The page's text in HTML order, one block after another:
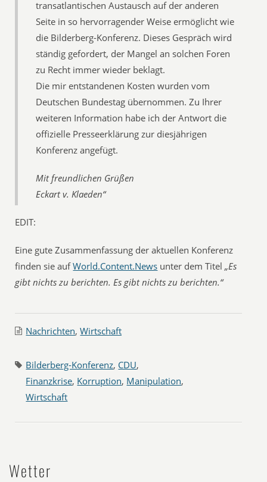
transatlantischen Austausch auf der anderen
Seite in so hervorragender Weise ermöglicht wie
die Bilderberg-Konferenz. Dieses Gespräch wird
ständig gefordert, der Mangel an solchen Foren
zu Recht immer wieder beklagt.
Die mir entstandenen Kosten wurden vom
Deutschen Bundestag übernommen. Zu Ihrer
weiteren Information habe ich der Antwort die
offizielle Presseerklärung zur diesjährigen
Konferenz angefügt.
Mit freundlichen Grüßen
Eckart v. Klaeden“
EDIT:
Eine gute Zusammenfassung der aktuellen Konferenz
finden sie aufWorld.Content.News unter dem Titel„Es
gibt nichts zu berichten. Es gibt nichts zu berichten.“
Nachrichten,Wirtschaft
Bilderberg-Konferenz, CDU,
Finanzkrise, Korruption, Manipulation,
Wirtschaft
Wetter